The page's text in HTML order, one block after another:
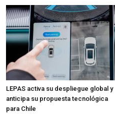
LEPAS activa su despliegue global y
anticipa su propuesta tecnológica
para Chile